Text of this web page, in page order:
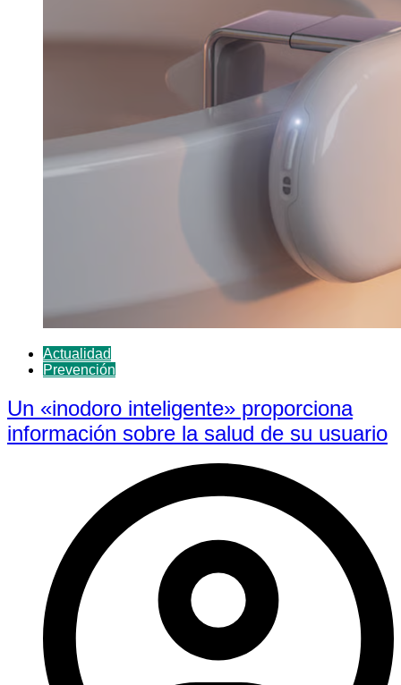
Actualidad
Prevención
Un «inodoro inteligente» proporciona
información sobre la salud de su usuario